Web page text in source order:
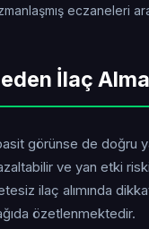
eczaneleri
İlaç
görünse de doğru
ve yan etki
ilaç alımında
özetlenmektedir.